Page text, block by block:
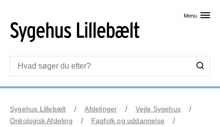
Menu
Sygehus Lillebælt Afdelinger
Vejle Sygehus
Onkologisk Afdeling
Fagfolk og uddannelse